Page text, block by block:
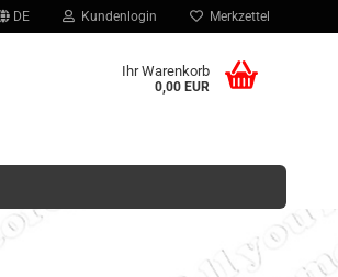
DE Kundenlogin Merkzettel
Ihr Warenkorb
0,00 EUR